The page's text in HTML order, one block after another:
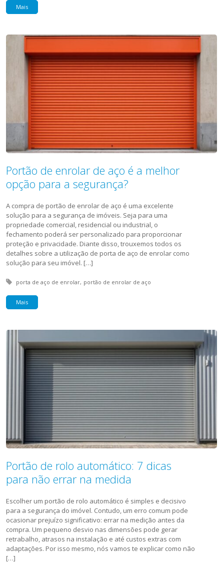
Mais
Portão de enrolar de aço é a melhor
opção para a segurança?
A compra de portão de enrolar de aço é uma excelente
solução para a segurança de imóveis. Seja para uma
propriedade comercial, residencial ou industrial, o
fechamento poderá ser personalizado para proporcionar
proteção e privacidade. Diante disso, trouxemos todos os
detalhes sobre a utilização de porta de aço de enrolar como
solução para seu imóvel. […]
Tagged with:
porta de aço de enrolar portão de enrolar de aço
Mais
Portão de rolo automático: 7 dicas
para não errar na medida
Escolher um portão de rolo automático é simples e decisivo
para a segurança do imóvel. Contudo, um erro comum pode
ocasionar prejuízo significativo: errar na medição antes da
compra. Um pequeno desvio nas dimensões pode gerar
retrabalho, atrasos na instalação e até custos extras com
adaptações. Por isso mesmo, nós vamos te explicar como não
[…]